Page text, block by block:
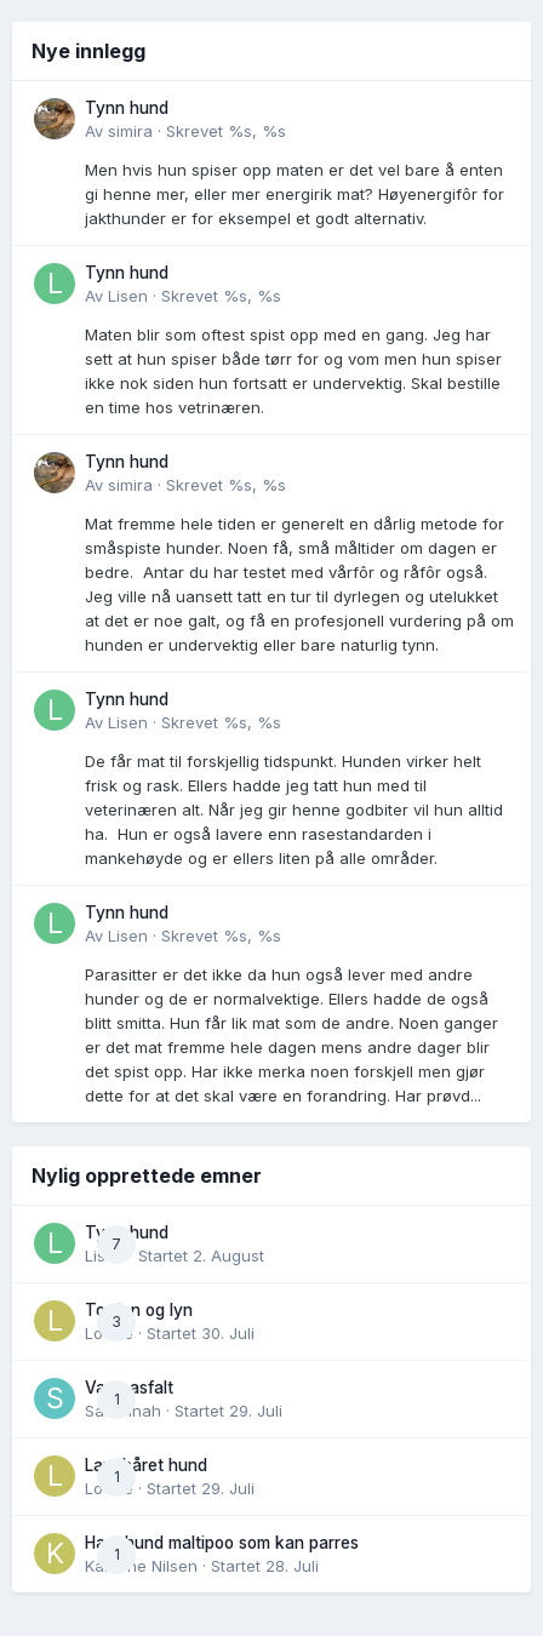
Nye innlegg
Tynn hund
Av simira · Skrevet %s, %s
Men hvis hun spiser opp maten er det vel bare å enten
gi henne mer, eller mer energirik mat? Høyenergifôr for
jakthunder er for eksempel et godt alternativ.
Tynn hund
Av Lisen · Skrevet %s, %s
Maten blir som oftest spist opp med en gang. Jeg har
sett at hun spiser både tørr for og vom men hun spiser
ikke nok siden hun fortsatt er undervektig. Skal bestille
en time hos vetrinæren.
Tynn hund
Av simira · Skrevet %s, %s
Mat fremme hele tiden er generelt en dårlig metode for
småspiste hunder. Noen få, små måltider om dagen er
bedre. Antar du har testet med vårfôr og råfôr også.
Jeg ville nå uansett tatt en tur til dyrlegen og utelukket
at det er noe galt, og få en profesjonell vurdering på om
hunden er undervektig eller bare naturlig tynn.
Tynn hund
Av Lisen · Skrevet %s, %s
De får mat til forskjellig tidspunkt. Hunden virker helt
frisk og rask. Ellers hadde jeg tatt hun med til
veterinæren alt. Når jeg gir henne godbiter vil hun alltid
ha. Hun er også lavere enn rasestandarden i
mankehøyde og er ellers liten på alle områder.
Tynn hund
Av Lisen · Skrevet %s, %s
Parasitter er det ikke da hun også lever med andre
hunder og de er normalvektige. Ellers hadde de også
blitt smitta. Hun får lik mat som de andre. Noen ganger
er det mat fremme hele dagen mens andre dager blir
det spist opp. Har ikke merka noen forskjell men gjør
dette for at det skal være en forandring. Har prøvd...
Nylig opprettede emner
7
Tynn hund
Lisen
· Startet 2. August
3
Torden og lyn
Lovise · Startet 30. Juli
1
Varm asfalt
Savannah · Startet 29. Juli
1
Langhåret hund
Lovise · Startet 29. Juli
1
Hannhund maltipoo som kan parres
Karoline Nilsen · Startet 28. Juli